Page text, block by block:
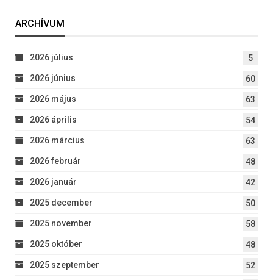
ARCHÍVUM
2026 július 5
2026 június 60
2026 május 63
2026 április 54
2026 március 63
2026 február 48
2026 január 42
2025 december 50
2025 november 58
2025 október 48
2025 szeptember 52